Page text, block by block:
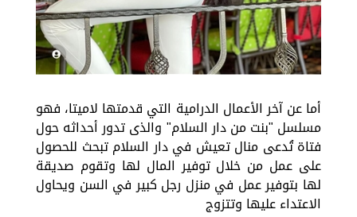
أما عن آخر الأعمال الدرامية التي قدمتها لاميتا، فهو
مسلسل "بنت من دار السلام" والذى تدور أحداثه حول
فتاة تُدعى منال تعيش في دار السلام تبحث للحصول
على عمل من خلال توفير المال لها وتقوم صديقة
لها بتوفير عمل في منزل رجل كبير في السن ويحاول
الاعتداء عليها وتتزوج